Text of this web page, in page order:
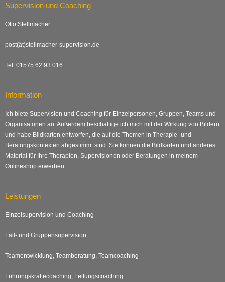
Supervision und Coaching
Otto Stellmacher
post(ät)stellmacher-supervision.de
Tel: 01575 62 93 016
Information
Ich biete Supervision und Coaching für Einzelpersonen, Gruppen, Teams und
Organisatonen an. Außerdem beschäftige ich mich mit der Wirkung von Bildern
und habe Bildkarten entworfen, die auf die Themen in Therapie- und
Beratungskontexten abgestimmt sind. Sie können die Bildkarten und anderes
Material für Ihre Therapien, Supervisionen oder Beratungen in meinem
Onlineshop erwerben.
Leistungen
Einzelsupervision und Coaching
Fall- und Gruppensupervision
Teamentwicklung, Teamberatung, Teamcoaching
Führungskräftecoaching, Leitungscoaching